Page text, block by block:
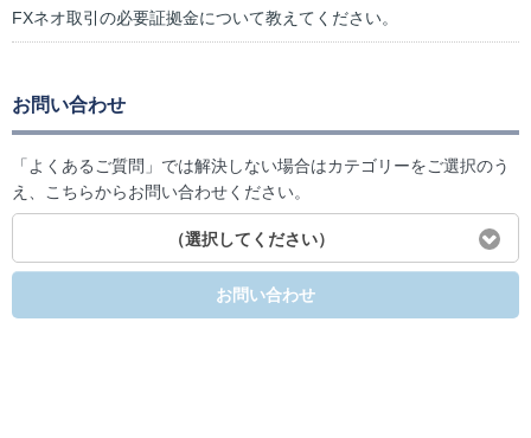
FXネオ取引の必要証拠金について教えてください。
お問い合わせ
「よくあるご質問」では解決しない場合はカテゴリーをご選択のう
え、こちらからお問い合わせください。
（選択してください）
お問い合わせ